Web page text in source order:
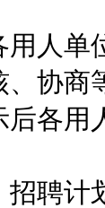
单位
、协商
后各用
聘计